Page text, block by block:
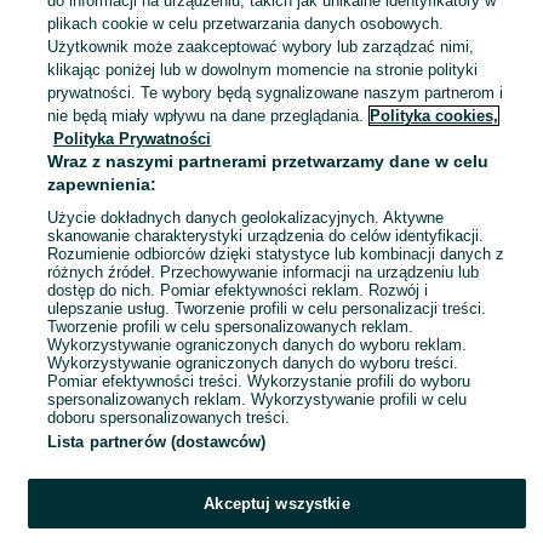
Kuniów
04 sierpnia 2026
68 Różowy
takko 80
Kuniów
04 sierpnia 2026
80 Wielokolorowy
1 2 3 ... 10
plikach cookie w celu przetwarzania danych osobowych.
Użytkownik może zaakceptować wybory lub zarządzać nimi,
klikając poniżej lub w dowolnym momencie na stronie polityki
prywatności. Te wybory będą sygnalizowane naszym partnerom i
nie będą miały wpływu na dane przeglądania. Polityka cookies,
Polityka Prywatności
Wraz z naszymi partnerami przetwarzamy dane w celu
zapewnienia:
Użycie dokładnych danych geolokalizacyjnych. Aktywne
skanowanie charakterystyki urządzenia do celów identyfikacji.
Rozumienie odbiorców dzięki statystyce lub kombinacji danych z
różnych źródeł. Przechowywanie informacji na urządzeniu lub
dostęp do nich. Pomiar efektywności reklam. Rozwój i
ulepszanie usług. Tworzenie profili w celu personalizacji treści.
Tworzenie profili w celu spersonalizowanych reklam.
Wykorzystywanie ograniczonych danych do wyboru reklam.
Wykorzystywanie ograniczonych danych do wyboru treści.
Pomiar efektywności treści. Wykorzystanie profili do wyboru
spersonalizowanych reklam. Wykorzystywanie profili w celu
doboru spersonalizowanych treści.
Lista partnerów (dostawców)
Akceptuj wszystkie